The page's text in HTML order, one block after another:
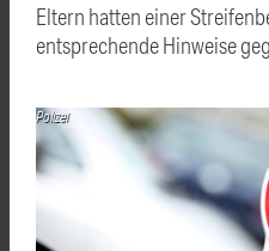
Eltern hatten einer
entsprechende Hinweise
Polizei